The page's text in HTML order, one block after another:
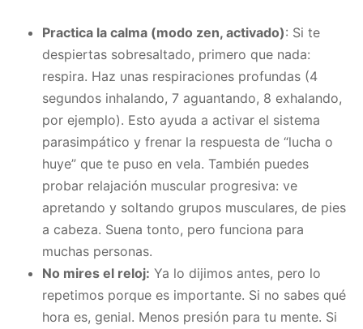
Practica la calma (modo zen, activado): Si te
despiertas sobresaltado, primero que nada:
respira. Haz unas respiraciones profundas (4
segundos inhalando, 7 aguantando, 8 exhalando,
por ejemplo). Esto ayuda a activar el sistema
parasimpático y frenar la respuesta de “lucha o
huye” que te puso en vela. También puedes
probar relajación muscular progresiva: ve
apretando y soltando grupos musculares, de pies
a cabeza. Suena tonto, pero funciona para
muchas personas.
No mires el reloj: Ya lo dijimos antes, pero lo
repetimos porque es importante. Si no sabes qué
hora es, genial. Menos presión para tu mente. Si